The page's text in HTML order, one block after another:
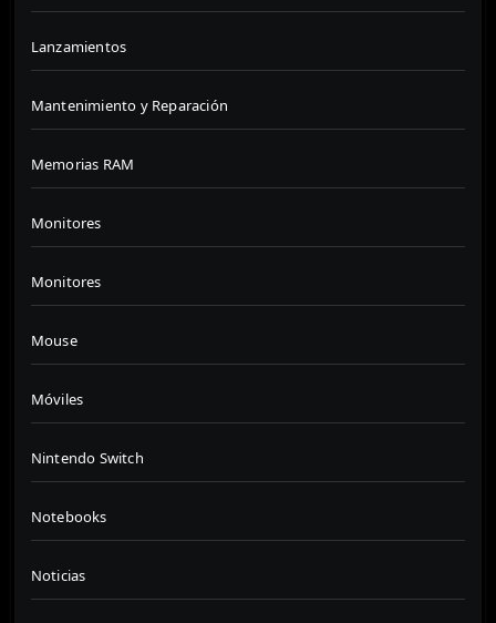
Lanzamientos
Mantenimiento y Reparación
Memorias RAM
Monitores
Monitores
Mouse
Móviles
Nintendo Switch
Notebooks
Noticias